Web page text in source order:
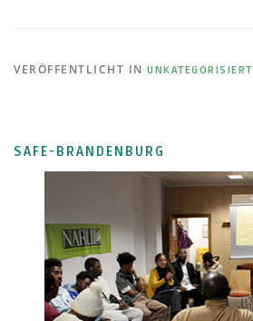
VERÖFFENTLICHT IN UNKATEGORISIERT
SAFE-BRANDENBURG